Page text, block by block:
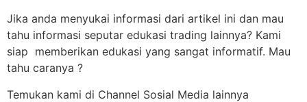
Jika anda menyukai informasi dari artikel ini dan mau
tahu informasi seputar edukasi trading lainnya? Kami
siap memberikan edukasi yang sangat informatif. Mau
tahu caranya ?
Temukan kami di Channel Sosial Media lainnya